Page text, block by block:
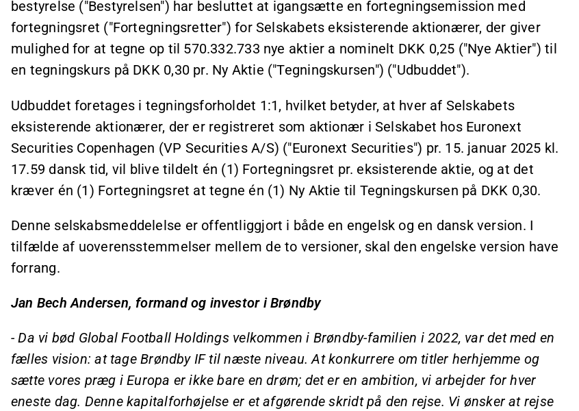
bestyrelse ("Bestyrelsen") har besluttet at igangsætte en fortegningsemission med
fortegningsret ("Fortegningsretter") for Selskabets eksisterende aktionærer, der giver
mulighed for at tegne op til 570.332.733 nye aktier a nominelt DKK 0,25 ("Nye Aktier") til
en tegningskurs på DKK 0,30 pr. Ny Aktie ("Tegningskursen") ("Udbuddet").
Udbuddet foretages i tegningsforholdet 1:1, hvilket betyder, at hver af Selskabets
eksisterende aktionærer, der er registreret som aktionær i Selskabet hos Euronext
Securities Copenhagen (VP Securities A/S) ("Euronext Securities") pr. 15. januar 2025 kl.
17.59 dansk tid, vil blive tildelt én (1) Fortegningsret pr. eksisterende aktie, og at det
kræver én (1) Fortegningsret at tegne én (1) Ny Aktie til Tegningskursen på DKK 0,30.
Denne selskabsmeddelelse er offentliggjort i både en engelsk og en dansk version. I
tilfælde af uoverensstemmelser mellem de to versioner, skal den engelske version have
forrang.
Jan Bech Andersen, formand og investor i Brøndby
- Da vi bød Global Football Holdings velkommen i Brøndby-familien i 2022, var det med en
fælles vision: at tage Brøndby IF til næste niveau. At konkurrere om titler herhjemme og
sætte vores præg i Europa er ikke bare en drøm; det er en ambition, vi arbejder for hver
eneste dag. Denne kapitalforhøjelse er et afgørende skridt på den rejse. Vi ønsker at rejse